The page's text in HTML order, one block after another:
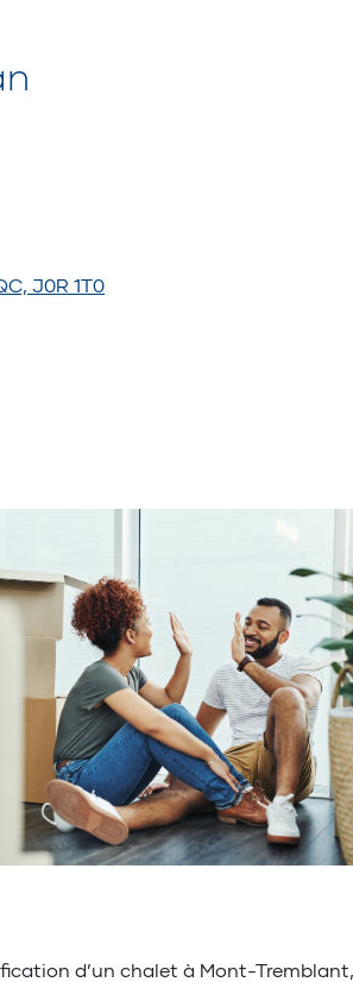
J0R 1T0
d’un chalet à Mont-